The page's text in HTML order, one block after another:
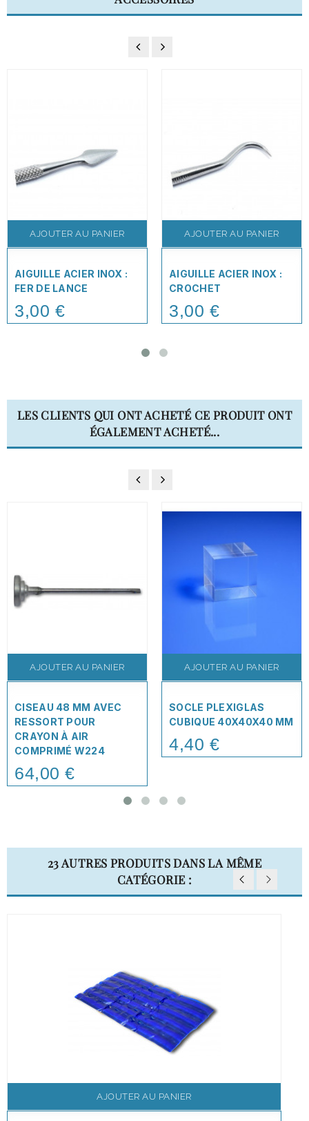
AJOUTER AU PANIER
AIGUILLE ACIER INOX :
FER DE LANCE
Price
3,00 €
AJOUTER AU PANIER
AIGUILLE ACIER INOX :
CROCHET
Price
3,00 €
LES CLIENTS QUI ONT ACHETÉ CE PRODUIT ONT
ÉGALEMENT ACHETÉ...
AJOUTER AU PANIER
CISEAU 48 MM AVEC
RESSORT POUR
CRAYON À AIR
COMPRIMÉ W224
Price
64,00 €
AJOUTER AU PANIER
SOCLE PLEXIGLAS
CUBIQUE 40X40X40 MM
Price
4,40 €
23 AUTRES PRODUITS DANS LA MÊME
CATÉGORIE :
AJOUTER AU PANIER